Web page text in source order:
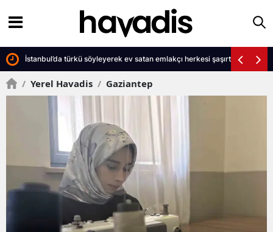
İstanbul’da türkü söyleyerek ev satan emlakçı herkesi şaşırtıyor
/ Yerel Havadis / Gaziantep